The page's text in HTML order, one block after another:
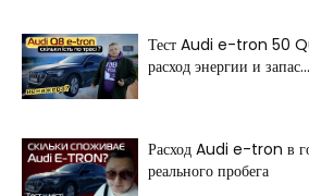
Тест Audi e-tron 50
расход энергии и запас...
Расход Audi e-tron в
реального пробега